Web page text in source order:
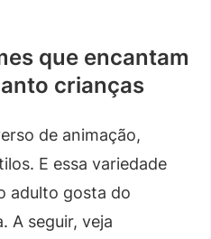
que encantam
crianças
de animação,
E essa variedade
adulto gosta do
A seguir, veja